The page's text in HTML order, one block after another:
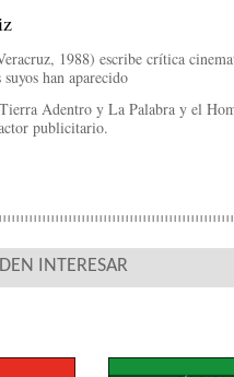
1988) escribe crítica
han aparecido
Adentro y La Palabra y el
publicitario.
INTERESAR